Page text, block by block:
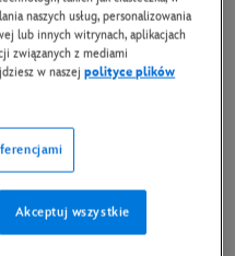
czwartek, 30
Geographic), który
konstrukcji
godz. 22:00,
zmian
zjawiska.
dla miłośników
naszych usług, personalizowania
lub innych witrynach, aplikacjach
związanych z mediami
w naszejpolityce plików
Akceptuj wszystkie